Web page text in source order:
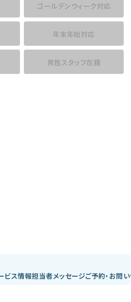
ゴールデンウィーク対応
年末年始対応
男性スタッフ在籍
ビス情報担当者メッセージご予約・お問